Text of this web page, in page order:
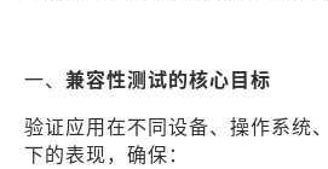
一、 兼容性测试的核心目标
验证应用在不同设备、操作系统
下的表现，确保：